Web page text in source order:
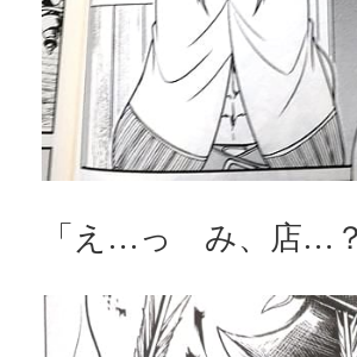
「え…っ み、店…？